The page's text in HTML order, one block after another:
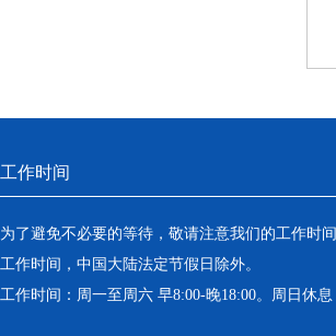
工作时间
为了避免不必要的等待，敬请注意我们的工作时
工作时间，中国大陆法定节假日除外。
工作时间：周一至周六 早8:00-晚18:00。周日休息